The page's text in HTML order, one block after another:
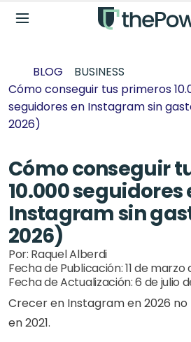
BLOG
BUSINESS
Cómo conseguir tus primeros
seguidores en Instagram sin
2026)
Cómo conseguir
10.000 seguidores
Instagram sin
2026)
Por: Raquel Alberdi
Fecha de Publicación: 11 de marzo
Fecha de Actualización: 6 de julio
Crecer en Instagram en 2026 no
en 2021.